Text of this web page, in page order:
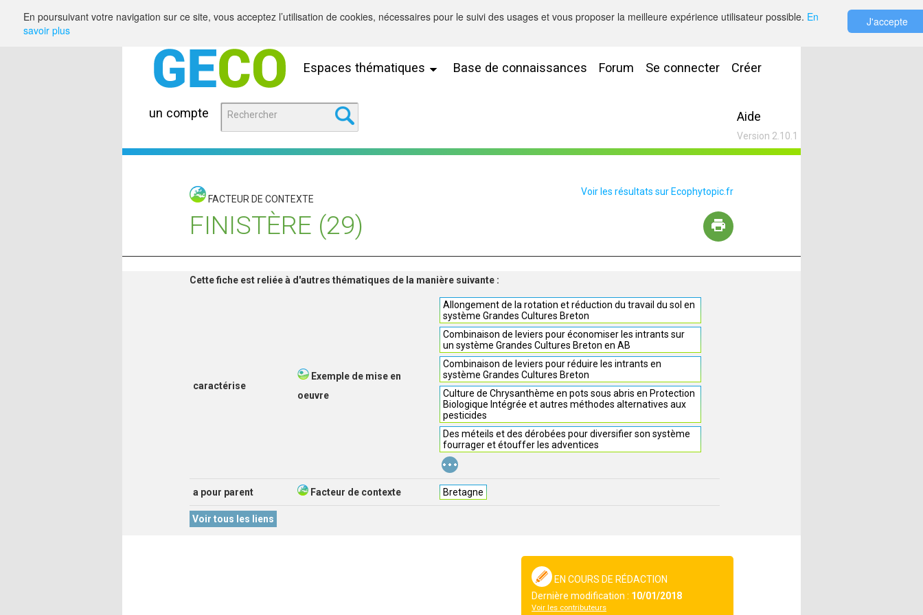
Espaces thématiques Base de connaissances Forum Se connecter Créer
un compte Aide
Version 2.10.1
FACTEUR DE CONTEXTE
Voir les résultats sur Ecophytopic.fr
FINISTÈRE (29)
Cette fiche est reliée à d'autres thématiques de la manière suivante :
caractérise
Exemple de mise en
oeuvre
Allongement de la rotation et réduction du travail du sol en
système Grandes Cultures Breton
Combinaison de leviers pour économiser les intrants sur
un système Grandes Cultures Breton en AB
Combinaison de leviers pour réduire les intrants en
système Grandes Cultures Breton
Culture de Chrysanthème en pots sous abris en Protection
Biologique Intégrée et autres méthodes alternatives aux
pesticides
Des méteils et des dérobées pour diversifier son système
fourrager et étouffer les adventices
...
a pour parent Facteur de contexte Bretagne
Voir tous les liens
EN COURS DE RÉDACTION
Dernière modification : 10/01/2018
Voir les contributeurs
En poursuivant votre navigation sur ce site, vous acceptez l’utilisation de cookies, nécessaires pour le suivi des usages et vous proposer la meilleure expérience utilisateur possible. En
savoir plus
J'accepte